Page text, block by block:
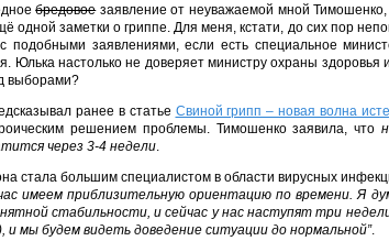
бредовоезаявление от неуважаемой мной Тимошенко,
одной заметки о гриппе. Для меня, кстати, до сих пор
подобными заявлениями, если есть специальное
Юлька настолько не доверяет министру охраны
выборами?
ранее в статье Свиной грипп – новая волна
решением проблемы. Тимошенко заявила, что
через 3-4 недели.
стала большим специалистом в области вирусных
имеем приблизительную ориентацию по времени. Я
стабильности, и сейчас у нас наступят три
и мы будем видеть доведение ситуации до нормальной”.